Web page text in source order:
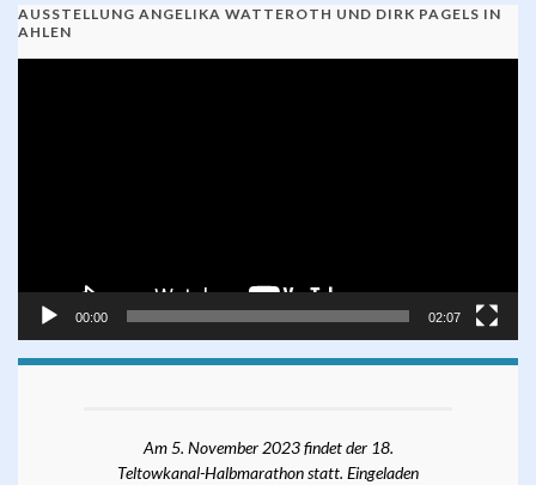
AUSSTELLUNG ANGELIKA WATTEROTH UND DIRK PAGELS IN
AHLEN
00:00 02:07
Am 5. November 2023 findet der 18.
Teltowkanal-Halbmarathon statt. Eingeladen